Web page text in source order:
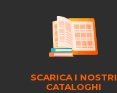
SCARICA I NOSTRI
CATALOGHI